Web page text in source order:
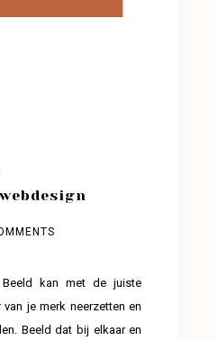
Beeld kan met de juiste
je merk neerzetten en
Beeld dat bij elkaar en